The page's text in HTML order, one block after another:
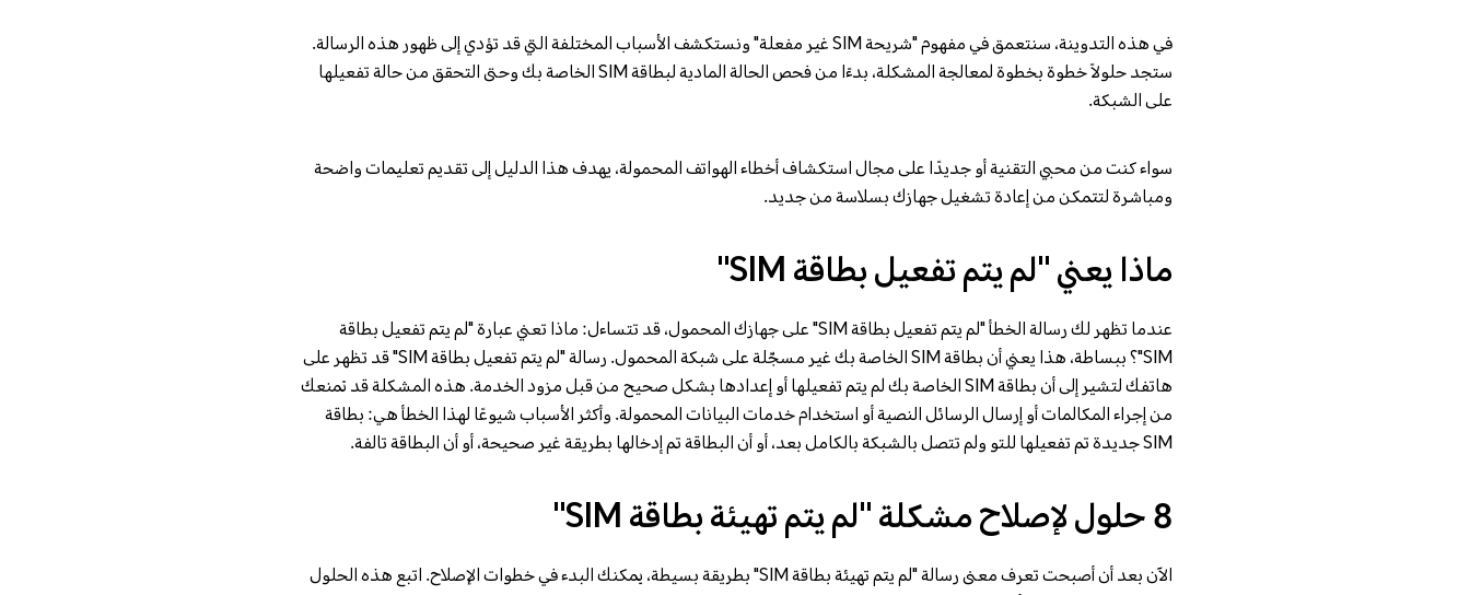
في هذه التدوينة، سنتعمق في مفهوم "شريحة SIM غير مفعلة" ونستكشف الأسباب المختلفة التي قد تؤدي إلى ظهور هذه الرسالة.
ستجد حلولاً خطوة بخطوة لمعالجة المشكلة، بدءًا من فحص الحالة المادية لبطاقة SIM الخاصة بك وحتى التحقق من حالة تفعيلها
على الشبكة.
سواء كنت من محبي التقنية أو جديدًا على مجال استكشاف أخطاء الهواتف المحمولة، يهدف هذا الدليل إلى تقديم تعليمات واضحة
ومباشرة لتتمكن من إعادة تشغيل جهازك بسلاسة من جديد.
ماذا يعني "لم يتم تفعيل بطاقة SIM"
عندما تظهر لك رسالة الخطأ "لم يتم تفعيل بطاقة SIM" على جهازك المحمول، قد تتساءل: ماذا تعني عبارة "لم يتم تفعيل بطاقة
SIM"؟ ببساطة، هذا يعني أن بطاقة SIM الخاصة بك غير مسجّلة على شبكة المحمول. رسالة "لم يتم تفعيل بطاقة SIM" قد تظهر على
هاتفك لتشير إلى أن بطاقة SIM الخاصة بك لم يتم تفعيلها أو إعدادها بشكل صحيح من قبل مزود الخدمة. هذه المشكلة قد تمنعك
من إجراء المكالمات أو إرسال الرسائل النصية أو استخدام خدمات البيانات المحمولة. وأكثر الأسباب شيوعًا لهذا الخطأ هي: بطاقة
SIM جديدة تم تفعيلها للتو ولم تتصل بالشبكة بالكامل بعد، أو أن البطاقة تم إدخالها بطريقة غير صحيحة، أو أن البطاقة تالفة.
8 حلول لإصلاح مشكلة "لم يتم تهيئة بطاقة SIM"
الآن بعد أن أصبحت تعرف معنى رسالة "لم يتم تهيئة بطاقة SIM" بطريقة بسيطة، يمكنك البدء في خطوات الإصلاح. اتبع هذه الحلول